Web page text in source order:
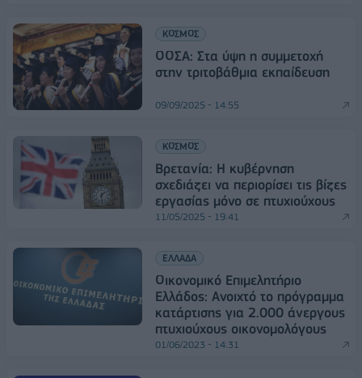
ΚΟΣΜΟΣ
ΟΟΣΑ: Στα ύψη η συμμετοχή
στην τριτοβάθμια εκπαίδευση
09/09/2025 - 14:55
ΚΟΣΜΟΣ
Βρετανία: Η κυβέρνηση
σχεδιάζει να περιορίσει τις βίζες
εργασίας μόνο σε πτυχιούχους
11/05/2025 - 19:41
ΕΛΛΑΔΑ
Οικονομικό Επιμελητήριο
Ελλάδος: Ανοιχτό το πρόγραμμα
κατάρτισης για 2.000 άνεργους
πτυχιούχους οικονομολόγους
01/06/2023 - 14:31